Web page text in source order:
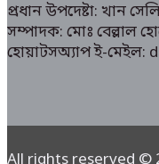
প্রধান উপদেষ্টা: খান
সম্পাদক: মোঃ বেল্লাল
হোয়াটসঅ্যাপ ই-মেইল: